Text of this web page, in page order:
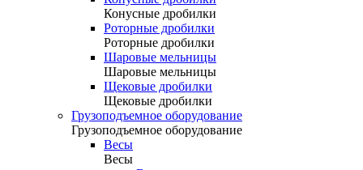
Конусные дробилки
Роторные дробилки
Роторные дробилки
Шаровые мельницы
Шаровые мельницы
Щековые дробилки
Щековые дробилки
Грузоподъемное оборудование
Грузоподъемное оборудование
Весы
Весы